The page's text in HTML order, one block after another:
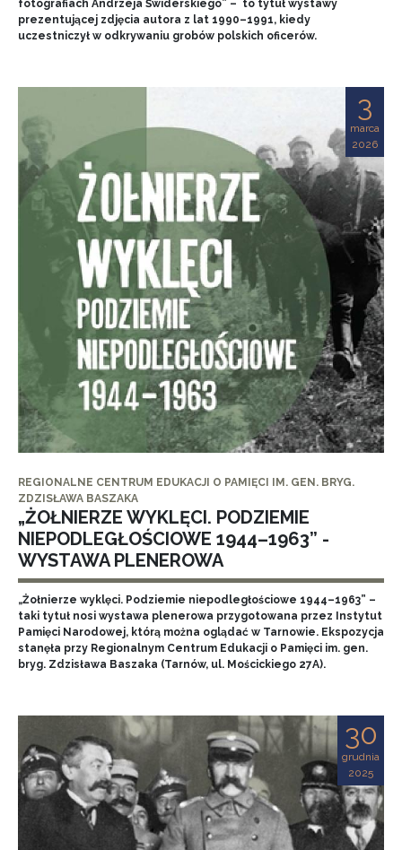
fotografiach Andrzeja Świderskiego” – to tytuł wystawy
prezentującej zdjęcia autora z lat 1990–1991, kiedy
uczestniczył w odkrywaniu grobów polskich oficerów.
3
marca
2026
REGIONALNE CENTRUM EDUKACJI O PAMIĘCI IM. GEN. BRYG.
ZDZISŁAWA BASZAKA
„ŻOŁNIERZE WYKLĘCI. PODZIEMIE
NIEPODLEGŁOŚCIOWE 1944–1963” -
WYSTAWA PLENEROWA
„Żołnierze wyklęci. Podziemie niepodległościowe 1944–1963” –
taki tytuł nosi wystawa plenerowa przygotowana przez Instytut
Pamięci Narodowej, którą można oglądać w Tarnowie. Ekspozycja
stanęła przy Regionalnym Centrum Edukacji o Pamięci im. gen.
bryg. Zdzisława Baszaka (Tarnów, ul. Mościckiego 27A).
30
grudnia
2025